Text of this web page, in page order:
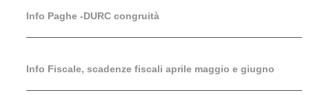
Info Paghe -DURC congruità
Info Fiscale, scadenze fiscali aprile maggio e giugno